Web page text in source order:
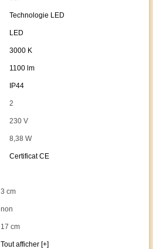
Technologie LED
LED
3000 K
1100 lm
IP44
2
230 V
8,38 W
Certificat CE
3 cm
non
17 cm
Tout afficher [+]